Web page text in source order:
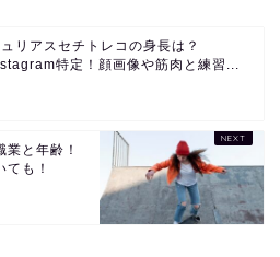
リアスセチトレコの身長は？
特定！顔画像や筋肉と練習...
と年齢！
も！